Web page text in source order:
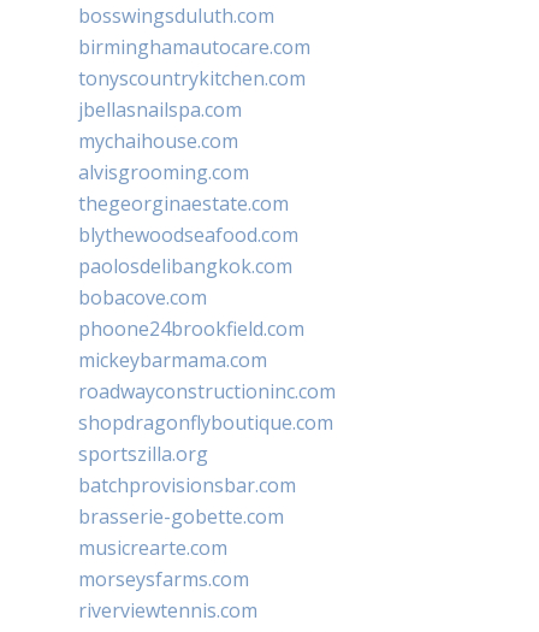
bosswingsduluth.com
birminghamautocare.com
tonyscountrykitchen.com
jbellasnailspa.com
mychaihouse.com
alvisgrooming.com
thegeorginaestate.com
blythewoodseafood.com
paolosdelibangkok.com
bobacove.com
phoone24brookfield.com
mickeybarmama.com
roadwayconstructioninc.com
shopdragonflyboutique.com
sportszilla.org
batchprovisionsbar.com
brasserie-gobette.com
musicrearte.com
morseysfarms.com
riverviewtennis.com